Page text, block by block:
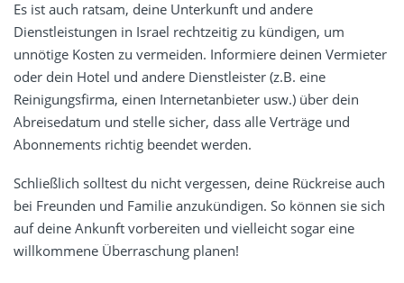
Es ist auch ratsam, deine Unterkunft und andere
Dienstleistungen in Israel rechtzeitig zu kündigen, um
unnötige Kosten zu vermeiden. Informiere deinen Vermieter
oder dein Hotel und andere Dienstleister (z.B. eine
Reinigungsfirma, einen Internetanbieter usw.) über dein
Abreisedatum und stelle sicher, dass alle Verträge und
Abonnements richtig beendet werden.
Schließlich solltest du nicht vergessen, deine Rückreise auch
bei Freunden und Familie anzukündigen. So können sie sich
auf deine Ankunft vorbereiten und vielleicht sogar eine
willkommene Überraschung planen!